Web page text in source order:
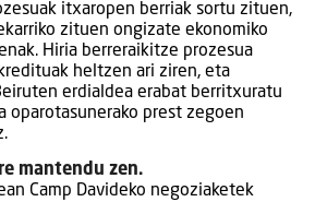
itxaropen berriak sortu zituen,
zituen ongizate ekonomiko
Hiria berreraikitze prozesua
heltzen ari ziren, eta
erdialdea erabat berritxuratu
oparotasunerako prest zegoen
mantendu zen.
Camp Davideko negoziaketek